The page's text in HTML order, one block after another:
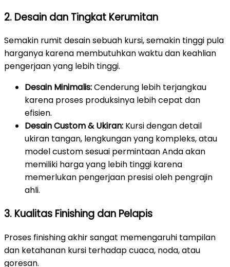
2. Desain dan Tingkat Kerumitan
Semakin rumit desain sebuah kursi, semakin tinggi pula
harganya karena membutuhkan waktu dan keahlian
pengerjaan yang lebih tinggi.
Desain Minimalis:Cenderung lebih terjangkau
karena proses produksinya lebih cepat dan
efisien.
Desain Custom & Ukiran: Kursi dengan detail
ukiran tangan, lengkungan yang kompleks, atau
model custom sesuai permintaan Anda akan
memiliki harga yang lebih tinggi karena
memerlukan pengerjaan presisi oleh pengrajin
ahli.
3. Kualitas Finishing dan Pelapis
Proses finishing akhir sangat memengaruhi tampilan
dan ketahanan kursi terhadap cuaca, noda, atau
goresan.